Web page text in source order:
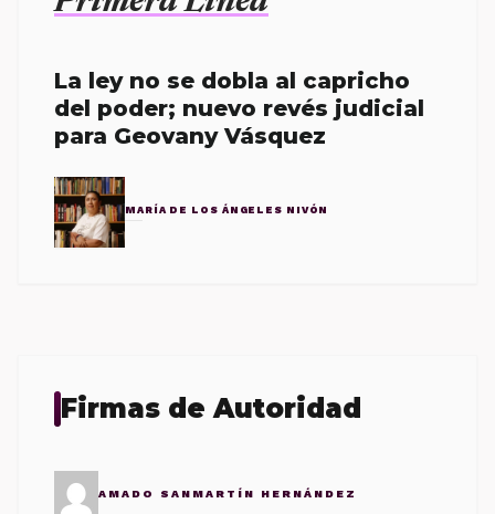
La ley no se dobla al capricho
del poder; nuevo revés judicial
para Geovany Vásquez
MARÍA DE LOS ÁNGELES NIVÓN
Firmas de Autoridad
AMADO SANMARTÍN HERNÁNDEZ